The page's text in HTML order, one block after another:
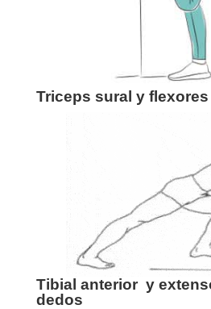
Triceps sural y
Tibial anterior y
dedos